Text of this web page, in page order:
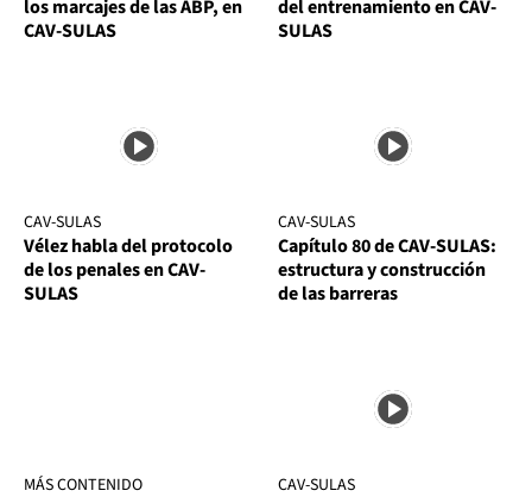
los marcajes de las ABP, en
CAV-SULAS
del entrenamiento en CAV-
SULAS
CAV-SULAS
Vélez habla del protocolo
de los penales en CAV-
SULAS
CAV-SULAS
Capítulo 80 de CAV-SULAS:
estructura y construcción
de las barreras
MÁS CONTENIDO CAV-SULAS